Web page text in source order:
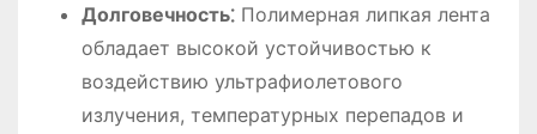
Долговечность⁚Полимерная липкая лента
обладает высокой устойчивостью к
воздействию ультрафиолетового
излучения, температурных перепадов и